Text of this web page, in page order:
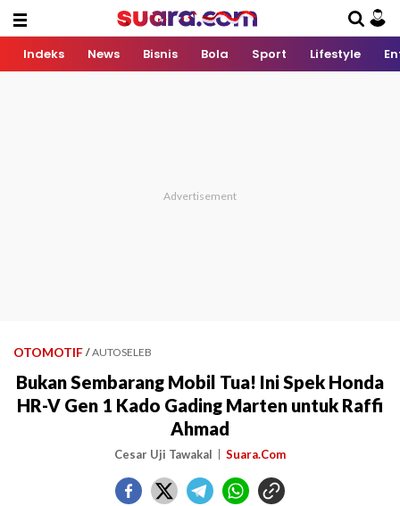
Indeks News Bisnis Bola Sport Lifestyle
OTOMOTIF / AUTOSELEB
Bukan Sembarang Mobil Tua! Ini Spek Honda
HR-V Gen 1 Kado Gading Marten untuk Raffi
Ahmad
Cesar Uji Tawakal Suara.Com